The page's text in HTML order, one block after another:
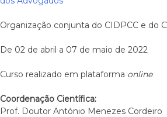
Organização conjunta do CIDPCC e do
De 02 de abril a 07 de maio de 2022
Curso realizado em plataforma online
Coordenação Científica:
Prof. Doutor António Menezes Cordeiro